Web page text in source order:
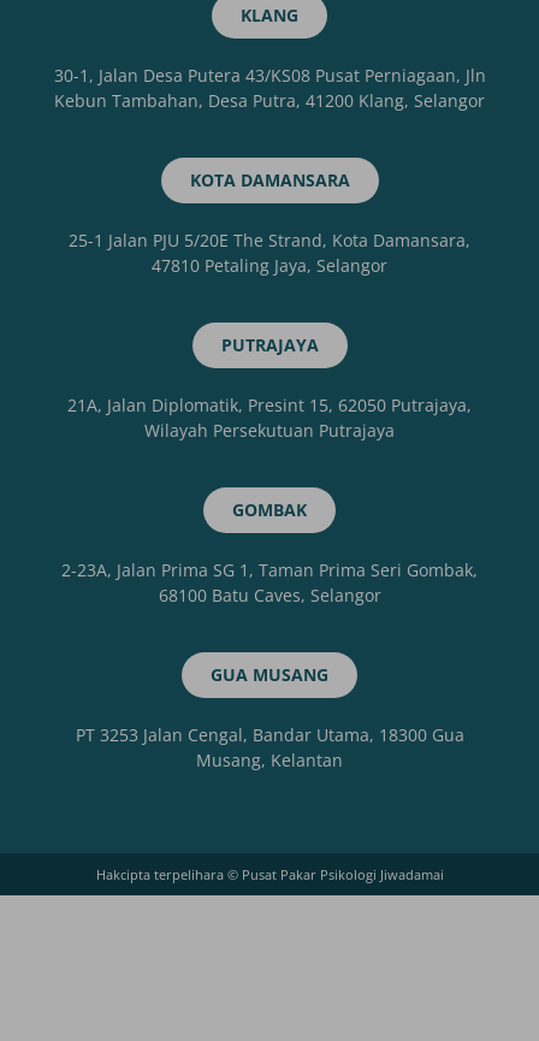
KLANG
30-1, Jalan Desa Putera 43/KS08 Pusat Perniagaan, Jln
Kebun Tambahan, Desa Putra, 41200 Klang, Selangor
KOTA DAMANSARA
25-1 Jalan PJU 5/20E The Strand, Kota Damansara,
47810 Petaling Jaya, Selangor
PUTRAJAYA
21A, Jalan Diplomatik, Presint 15, 62050 Putrajaya,
Wilayah Persekutuan Putrajaya
GOMBAK
2-23A, Jalan Prima SG 1, Taman Prima Seri Gombak,
68100 Batu Caves, Selangor
GUA MUSANG
PT 3253 Jalan Cengal, Bandar Utama, 18300 Gua
Musang, Kelantan
Hakcipta terpelihara © Pusat Pakar Psikologi Jiwadamai